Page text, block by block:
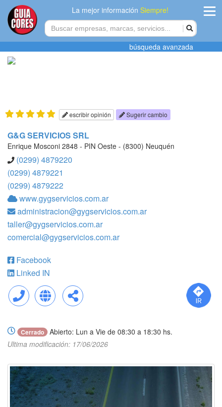
La mejor informaciónSiempre!
Agregar
búsqueda avanzada
escribir opinión Sugerir cambio
G&G SERVICIOS SRL
Enrique Mosconi 2848 - PIN Oeste - (8300) Neuquén
(0299) 4879220
(0299) 4879221
(0299) 4879222
www.gygservicios.com.ar
administracion@gygservicios.com.ar
taller@gygservicios.com.ar
comercial@gygservicios.com.ar
Facebook
Linked IN
Llamar Web Compartir
Cerrado
Abierto: Lun a Vie de 08:30 a 18:30 hs.
Ultima modificación: 17/06/2026